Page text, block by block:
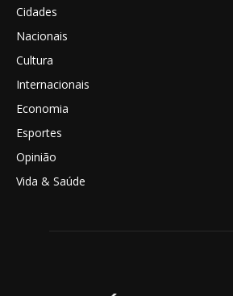
Cidades
Nacionais
Cultura
Internacionais
Economia
Esportes
Opinião
Vida & Saúde